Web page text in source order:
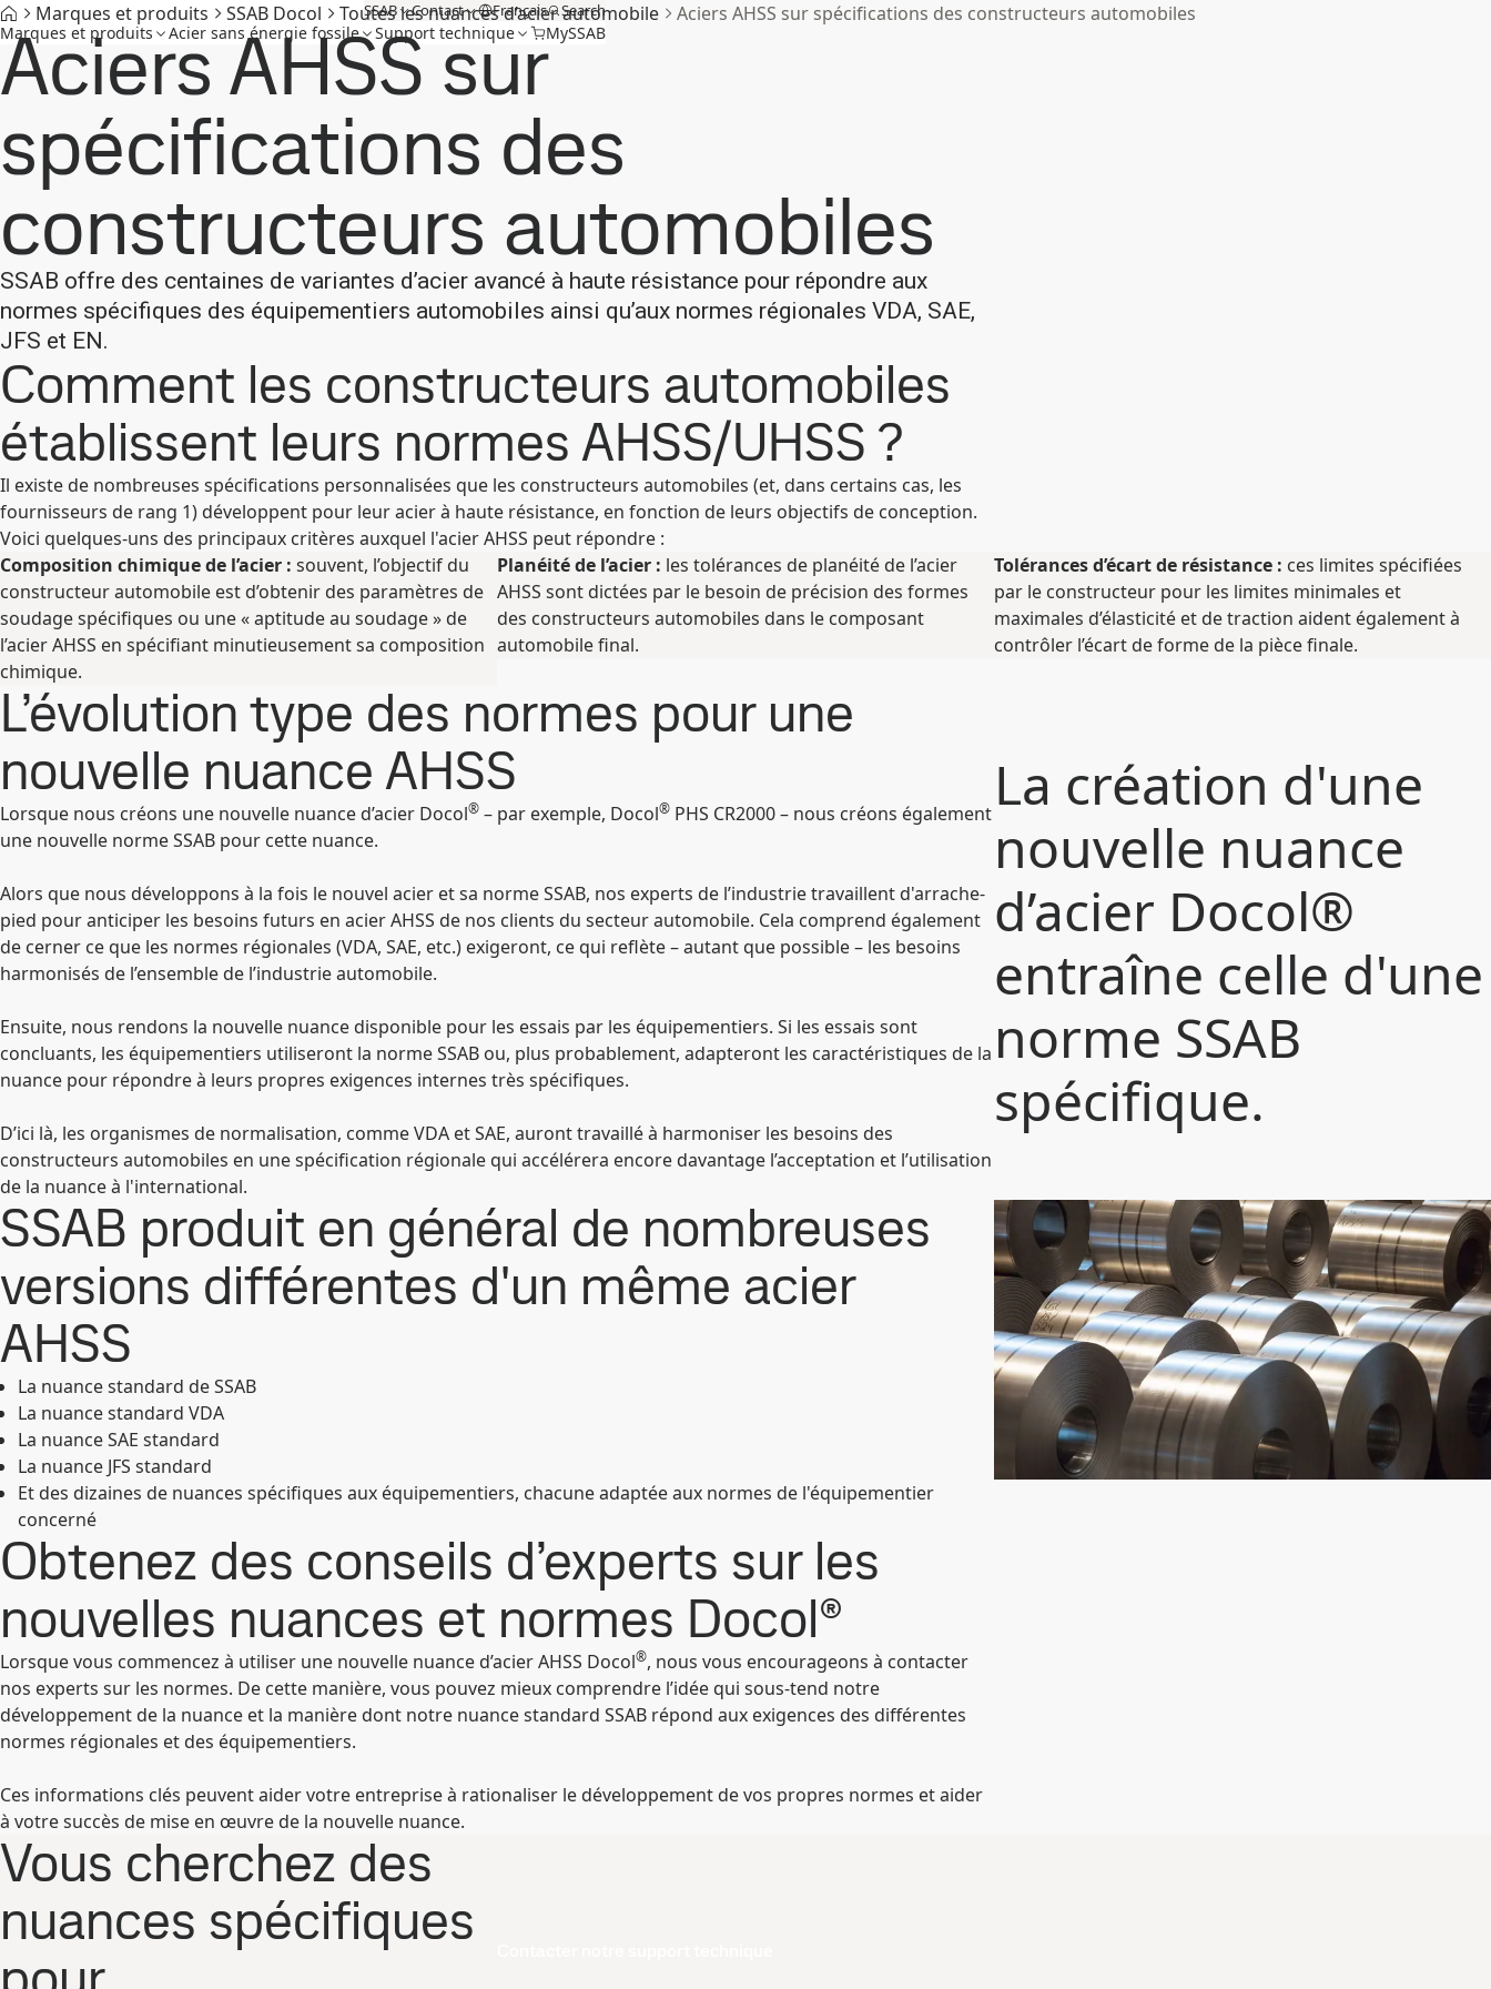
SSAB Contact Français Search
Marques et produits Acier sans énergie fossile Support technique MySSAB
Marques et produits SSAB Docol Toutes les nuances d’acier automobile Aciers AHSS sur spécifications des constructeurs automobiles
Aciers AHSS sur
spécifications des
constructeurs automobiles
SSAB offre des centaines de variantes d’acier avancé à haute résistance pour répondre aux
normes spécifiques des équipementiers automobiles ainsi qu’aux normes régionales VDA, SAE,
JFS et EN.
Comment les constructeurs automobiles
établissent leurs normes AHSS/UHSS ?
Il existe de nombreuses spécifications personnalisées que les constructeurs automobiles (et, dans certains cas, les
fournisseurs de rang 1) développent pour leur acier à haute résistance, en fonction de leurs objectifs de conception.
Voici quelques-uns des principaux critères auxquel l'acier AHSS peut répondre :
Composition chimique de l’acier : souvent, l’objectif du
constructeur automobile est d’obtenir des paramètres de
soudage spécifiques ou une « aptitude au soudage » de
l’acier AHSS en spécifiant minutieusement sa composition
chimique.
Planéité de l’acier : les tolérances de planéité de l’acier
AHSS sont dictées par le besoin de précision des formes
des constructeurs automobiles dans le composant
automobile final.
Tolérances d’écart de résistance : ces limites spécifiées
par le constructeur pour les limites minimales et
maximales d’élasticité et de traction aident également à
contrôler l’écart de forme de la pièce finale.
L’évolution type des normes pour une
nouvelle nuance AHSS
Lorsque nous créons une nouvelle nuance d’acier Docol® – par exemple, Docol® PHS CR2000 – nous créons également
une nouvelle norme SSAB pour cette nuance.
Alors que nous développons à la fois le nouvel acier et sa norme SSAB, nos experts de l’industrie travaillent d'arrache-
pied pour anticiper les besoins futurs en acier AHSS de nos clients du secteur automobile. Cela comprend également
de cerner ce que les normes régionales (VDA, SAE, etc.) exigeront, ce qui reflète – autant que possible – les besoins
harmonisés de l’ensemble de l’industrie automobile.
Ensuite, nous rendons la nouvelle nuance disponible pour les essais par les équipementiers. Si les essais sont
concluants, les équipementiers utiliseront la norme SSAB ou, plus probablement, adapteront les caractéristiques de la
nuance pour répondre à leurs propres exigences internes très spécifiques.
D’ici là, les organismes de normalisation, comme VDA et SAE, auront travaillé à harmoniser les besoins des
constructeurs automobiles en une spécification régionale qui accélérera encore davantage l’acceptation et l’utilisation
de la nuance à l'international.
La création d'une
nouvelle nuance
d’acier Docol®
entraîne celle d'une
norme SSAB
spécifique.
SSAB produit en général de nombreuses
versions différentes d'un même acier
AHSS
La nuance standard de SSAB
La nuance standard VDA
La nuance SAE standard
La nuance JFS standard
Et des dizaines de nuances spécifiques aux équipementiers, chacune adaptée aux normes de l'équipementier
concerné
Obtenez des conseils d’experts sur les
nouvelles nuances et normes Docol®
Lorsque vous commencez à utiliser une nouvelle nuance d’acier AHSS Docol®, nous vous encourageons à contacter
nos experts sur les normes. De cette manière, vous pouvez mieux comprendre l’idée qui sous-tend notre
développement de la nuance et la manière dont notre nuance standard SSAB répond aux exigences des différentes
normes régionales et des équipementiers.
Ces informations clés peuvent aider votre entreprise à rationaliser le développement de vos propres normes et aider
à votre succès de mise en œuvre de la nouvelle nuance.
Vous cherchez des
nuances spécifiques